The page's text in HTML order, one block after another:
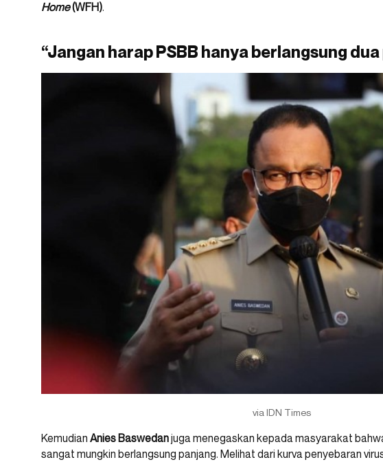
Home(WFH).
“Jangan harap PSBB hanya berlangsung dua
via IDN Times
Kemudian Anies Baswedanjuga menegaskan kepada masyarakat
sangat mungkin berlangsung panjang. Melihat dari kurva penyebaran